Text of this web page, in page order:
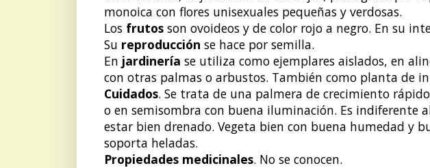
monoica con flores unisexuales pequeñas y verdosas.
Los frutos son ovoideos y de color rojo a negro. En su
Su reproducción se hace por semilla.
En jardinería se utiliza como ejemplares aislados, en
con otras palmas o arbustos. También como planta de
Cuidados. Se trata de una palmera de crecimiento
o en semisombra con buena iluminación. Es indiferente
estar bien drenado. Vegeta bien con buena humedad y
soporta heladas.
Propiedades medicinales. No se conocen.